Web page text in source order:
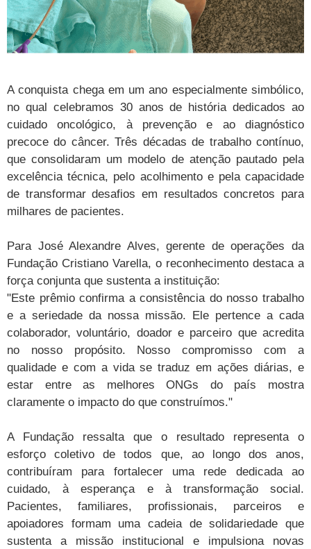
A conquista chega em um ano especialmente simbólico,
no qual celebramos 30 anos de história dedicados ao
cuidado oncológico, à prevenção e ao diagnóstico
precoce do câncer. Três décadas de trabalho contínuo,
que consolidaram um modelo de atenção pautado pela
excelência técnica, pelo acolhimento e pela capacidade
de transformar desafios em resultados concretos para
milhares de pacientes.
Para José Alexandre Alves, gerente de operações da
Fundação Cristiano Varella, o reconhecimento destaca a
força conjunta que sustenta a instituição:
"Este prêmio confirma a consistência do nosso trabalho
e a seriedade da nossa missão. Ele pertence a cada
colaborador, voluntário, doador e parceiro que acredita
no nosso propósito. Nosso compromisso com a
qualidade e com a vida se traduz em ações diárias, e
estar entre as melhores ONGs do país mostra
claramente o impacto do que construímos."
A Fundação ressalta que o resultado representa o
esforço coletivo de todos que, ao longo dos anos,
contribuíram para fortalecer uma rede dedicada ao
cuidado, à esperança e à transformação social.
Pacientes, familiares, profissionais, parceiros e
apoiadores formam uma cadeia de solidariedade que
sustenta a missão institucional e impulsiona novas